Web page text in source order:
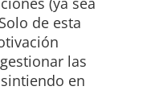
de esta
las
en